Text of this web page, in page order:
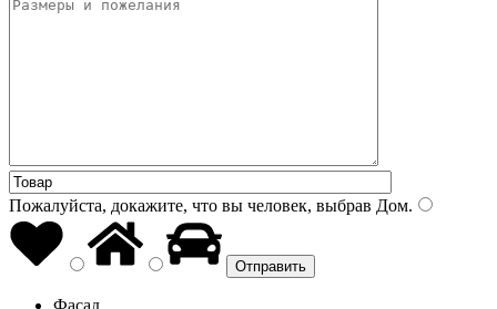
Пожалуйста, докажите, что вы человек, выбрав Дом.
Фасад